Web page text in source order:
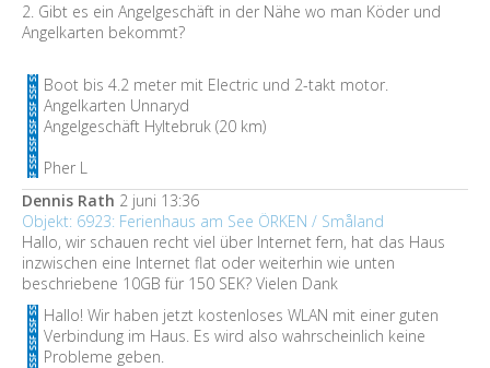
2. Gibt es ein Angelgeschäft in der Nähe wo man Köder und
Angelkarten bekommt?
Boot bis 4.2 meter mit Electric und 2-takt motor.
Angelkarten Unnaryd
Angelgeschäft Hyltebruk (20 km)
Pher L
Dennis Rath 2 juni 13:36
Objekt: 6923: Ferienhaus am See ÖRKEN / Småland
Hallo, wir schauen recht viel über Internet fern, hat das Haus
inzwischen eine Internet flat oder weiterhin wie unten
beschriebene 10GB für 150 SEK? Vielen Dank
Hallo! Wir haben jetzt kostenloses WLAN mit einer guten
Verbindung im Haus. Es wird also wahrscheinlich keine
Probleme geben.